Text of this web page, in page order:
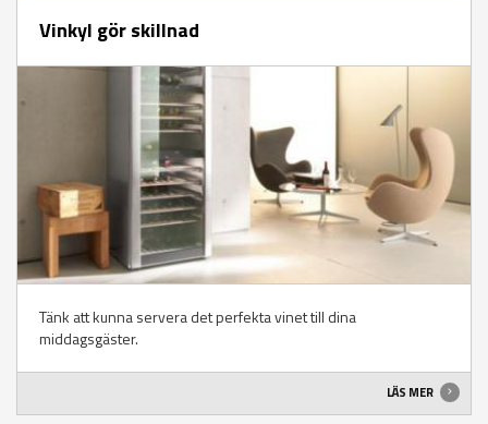
Vinkyl gör skillnad
Tänk att kunna servera det perfekta vinet till dina
middagsgäster.
LÄS MER